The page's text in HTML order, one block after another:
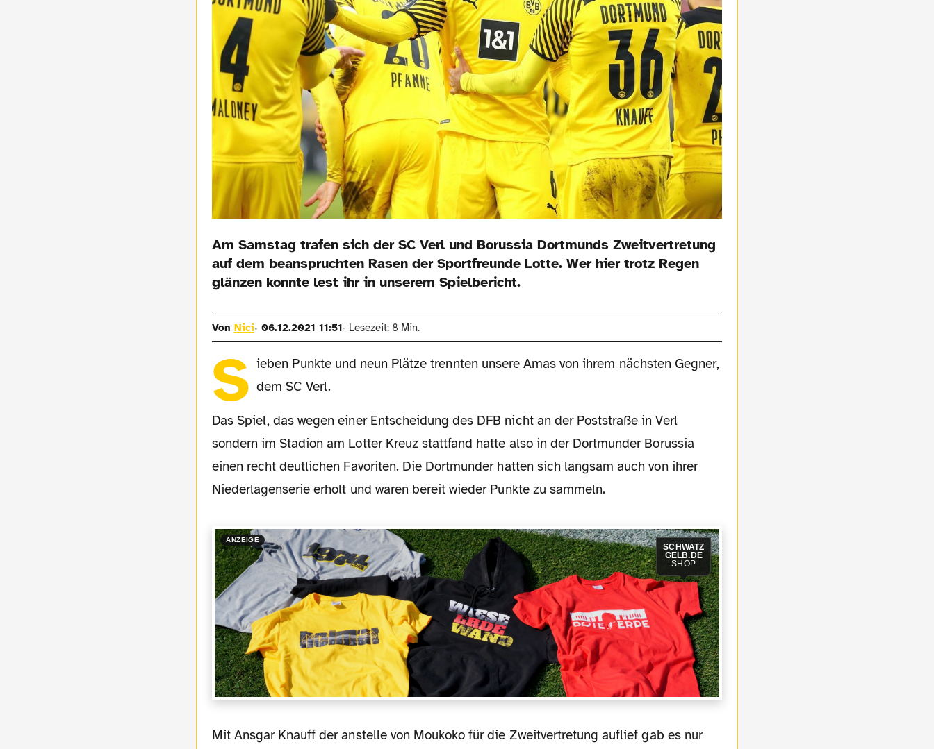
Am Samstag trafen sich der SC Verl und Borussia Dortmunds Zweitvertretung
auf dem beanspruchten Rasen der Sportfreunde Lotte. Wer hier trotz Regen
glänzen konnte lest ihr in unserem Spielbericht.
Von Nici 06.12.2021 11:51 Lesezeit: 8 Min.
S ieben Punkte und neun Plätze trennten unsere Amas von ihrem nächsten Gegner,
dem SC Verl.
Das Spiel, das wegen einer Entscheidung des DFB nicht an der Poststraße in Verl
sondern im Stadion am Lotter Kreuz stattfand hatte also in der Dortmunder Borussia
einen recht deutlichen Favoriten. Die Dortmunder hatten sich langsam auch von ihrer
Niederlagenserie erholt und waren bereit wieder Punkte zu sammeln.
ANZEIGE
SCHWATZ
GELB.DE
SHOP
Mit Ansgar Knauff der anstelle von Moukoko für die Zweitvertretung auflief gab es nur